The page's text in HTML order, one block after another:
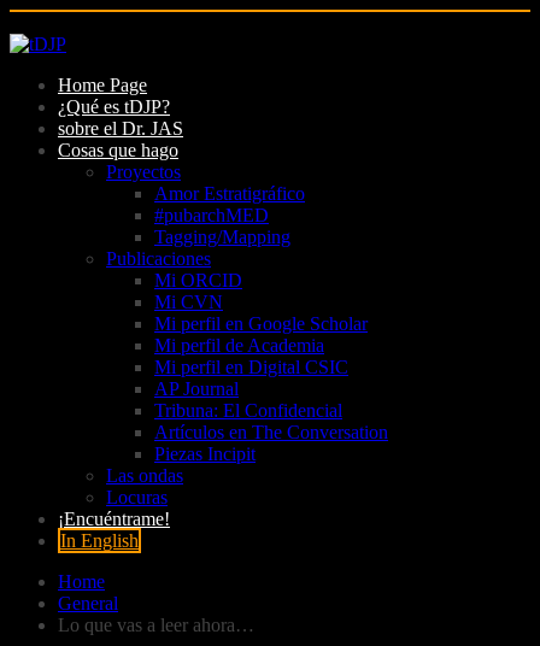
Skip
contentHome Page
¿Qué es tDJP?
sobre el Dr. JAS
Cosas que hago
Proyectos
Amor Estratigráfico
#pubarchMED
Tagging/Mapping
Publicaciones
Mi ORCID
Mi CVN
Mi perfil en Google Scholar
Mi perfil de Academia
Mi perfil en Digital CSIC
AP Journal
Tribuna: El Confidencial
Artículos en The Conversation
Piezas Incipit
Las ondas
Locuras
¡Encuéntrame!
In English
Home
General
Lo que vas a leer ahora…